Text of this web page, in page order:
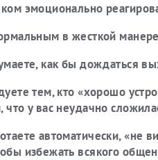
эмоционально
в жесткой
как бы дождаться
тем, кто «хорошо
что у вас неудачно
автоматически, «не
избежать всякого